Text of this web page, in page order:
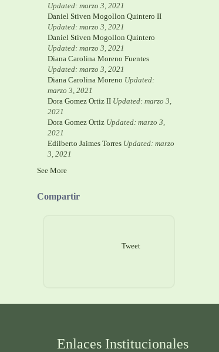
Updated: marzo 3, 2021
Daniel Stiven Mogollon Quintero II
Updated: marzo 3, 2021
Daniel Stiven Mogollon Quintero
Updated: marzo 3, 2021
Diana Carolina Moreno Fuentes
Updated: marzo 3, 2021
Diana Carolina Moreno Updated:
marzo 3, 2021
Dora Gomez Ortiz II Updated: marzo 3,
2021
Dora Gomez Ortiz Updated: marzo 3,
2021
Edilberto Jaimes Torres Updated: marzo
3, 2021
See More
Compartir
Tweet
Enlaces Institucionales